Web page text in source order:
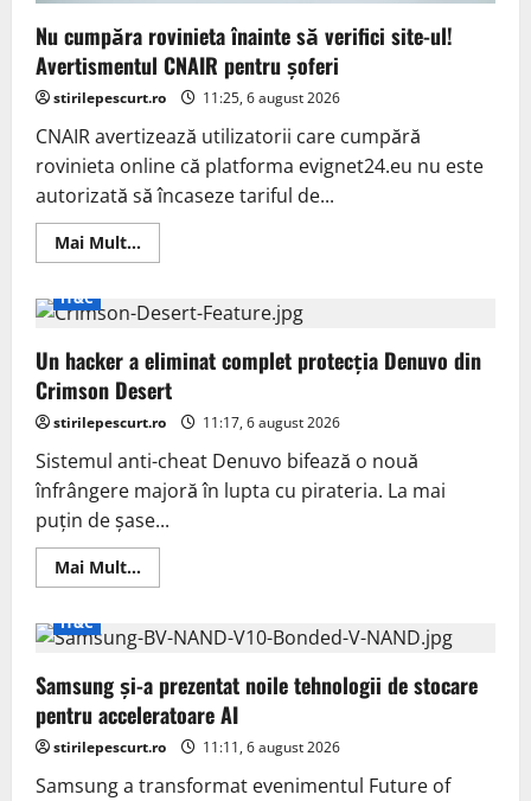
Nu cumpăra rovinieta înainte să verifici site-ul!
Avertismentul CNAIR pentru șoferi
stirilepescurt.ro 11:25, 6 august 2026
CNAIR avertizează utilizatorii care cumpără
rovinieta online că platforma evignet24.eu nu este
autorizată să încaseze tariful de...
Mai Mult...Read
more
cumpăra
rovinieta
să
verifici
site-
ul!
Avertismentul
pentru
șoferi
IT&C
Un hacker a eliminat complet protecția Denuvo din
Crimson Desert
stirilepescurt.ro 11:17, 6 august 2026
Sistemul anti-cheat Denuvo bifează o nouă
înfrângere majoră în lupta cu pirateria. La mai
puțin de șase...
Mai Mult...Read
more
hacker
a
complet
protecția
Denuvo
din
Crimson
IT&C
Samsung și-a prezentat noile tehnologii de stocare
pentru acceleratoare AI
stirilepescurt.ro 11:11, 6 august 2026
Samsung a transformat evenimentul Future of